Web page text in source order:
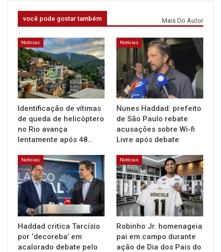
você pode gostar também Mais Do Autor
Notícias
Identificação de vítimas
de queda de helicóptero
no Rio avança
lentamente após 48…
Notícias
Nunes Haddad: prefeito
de São Paulo rebate
acusações sobre Wi-fi
Livre após debate
Notícias
Haddad critica Tarcísio
por ‘decoreba’ em
acalorado debate pelo
Notícias
Robinho Jr. homenageia
pai em campo durante
ação de Dia dos Pais do